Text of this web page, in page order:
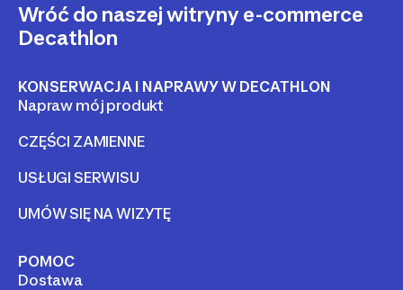
Wróć do naszej witryny e-commerce
Decathlon
KONSERWACJA I NAPRAWY W DECATHLON
Napraw mój produkt
CZĘŚCI ZAMIENNE
USŁUGI SERWISU
UMÓW SIĘ NA WIZYTĘ
POMOC
Dostawa